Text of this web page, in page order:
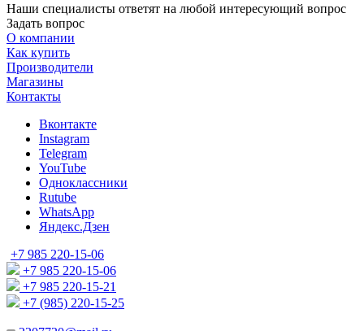
Наши специалисты ответят на любой интересующий вопрос
Задать вопрос
О компании
Как купить
Производители
Магазины
Контакты
Вконтакте
Instagram
Telegram
YouTube
Одноклассники
Rutube
WhatsApp
Яндекс.Дзен
+7 985 220-15-06
+7 985 220-15-06
+7 985 220-15-21
+7 (985) 220-15-25